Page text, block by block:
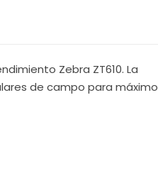
Zebra ZT610. La
de campo para máximo